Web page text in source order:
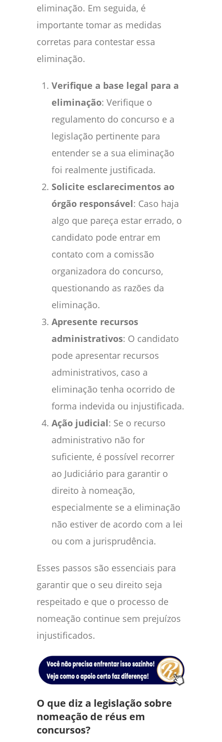
eliminação. Em seguida, é
importante tomar as medidas
corretas para contestar essa
eliminação.
Verifique a base legal para a
eliminação: Verifique o
regulamento do concurso e a
legislação pertinente para
entender se a sua eliminação
foi realmente justificada.
Solicite esclarecimentos ao
órgão responsável: Caso haja
algo que pareça estar errado, o
candidato pode entrar em
contato com a comissão
organizadora do concurso,
questionando as razões da
eliminação.
Apresente recursos
administrativos: O candidato
pode apresentar recursos
administrativos, caso a
eliminação tenha ocorrido de
forma indevida ou injustificada.
Ação judicial: Se o recurso
administrativo não for
suficiente, é possível recorrer
ao Judiciário para garantir o
direito à nomeação,
especialmente se a eliminação
não estiver de acordo com a lei
ou com a jurisprudência.
Esses passos são essenciais para
garantir que o seu direito seja
respeitado e que o processo de
nomeação continue sem prejuízos
injustificados.
O que diz a legislação sobre
nomeação de réus em
concursos?